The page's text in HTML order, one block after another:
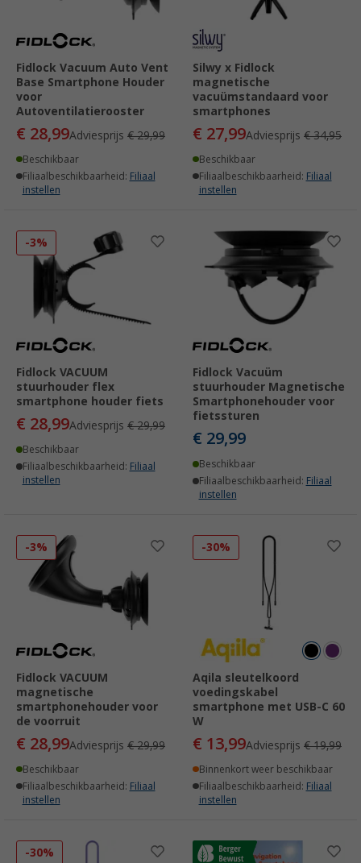
Fidlock Vacuum Auto Vent
Base Smartphone Houder
voor
Autoventilatierooster
€ 28,99Adviesprijs € 29,99
Beschikbaar
Filiaalbeschikbaarheid: Filiaal
instellen
Silwy x Fidlock
magnetische
vacuümstandaard voor
smartphones
€ 27,99Adviesprijs € 34,95
Beschikbaar
Filiaalbeschikbaarheid: Filiaal
instellen
-3%
Fidlock VACUUM
stuurhouder flex
smartphone houder fiets
€ 28,99Adviesprijs € 29,99
Beschikbaar
Filiaalbeschikbaarheid: Filiaal
instellen
Fidlock Vacuüm
stuurhouder Magnetische
Smartphonehouder voor
fietssturen
€ 29,99
Beschikbaar
Filiaalbeschikbaarheid: Filiaal
instellen
-3%
Fidlock VACUUM
magnetische
smartphonehouder voor
de voorruit
€ 28,99Adviesprijs € 29,99
Beschikbaar
Filiaalbeschikbaarheid: Filiaal
instellen
-30%
Aqila sleutelkoord
voedingskabel
smartphone met USB-C 60
W
€ 13,99Adviesprijs € 19,99
Binnenkort weer beschikbaar
Filiaalbeschikbaarheid: Filiaal
instellen
-30%